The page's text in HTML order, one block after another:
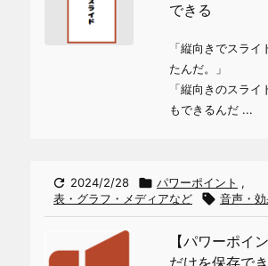
できる
「縦向きでスラ
たんだ。」
「縦向きのスラ
もできるんだ ...
 2024/2/28  パワーポイント ,
表・グラフ・メディアなど
 音声・
【パワーポイ
だけを保存で